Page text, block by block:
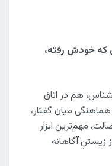
که خودش رفته،
هم در اتاق
میان گفتار،
مهم‌ترین ابزار
زیستنِ آگاهانه